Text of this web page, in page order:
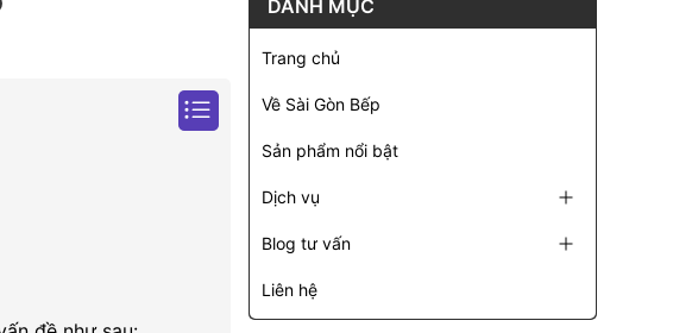
DANH MỤC
Trang chủ
Về Sài Gòn Bếp
Sản phẩm nổi bật
Dịch vụ
Blog tư vấn
Liên hệ